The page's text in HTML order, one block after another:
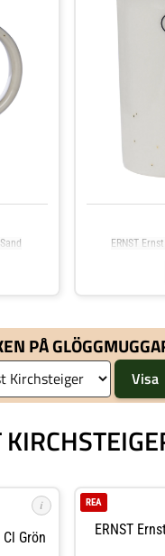
ERNST
PÅ
i
Grön
ERNST
REA